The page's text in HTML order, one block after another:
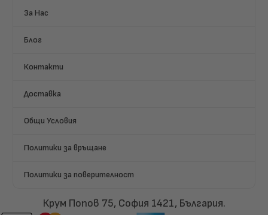
За Нас
Блог
Контакти
Доставка
Общи Условия
Политики за връщане
Политики за поверителност
Крум Попов 75, София 1421, България.